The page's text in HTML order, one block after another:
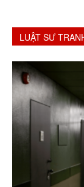
LUẬT SƯ